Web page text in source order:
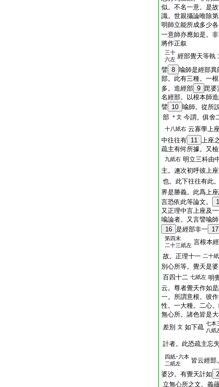
似。不名一意。是
識。世親攝論唯除
明師立能所成多少
一意師亦應如是。
將作正叙
三十
六左 經部覺天等執
譬 8 喩師是經部異
部。此有三種。一
多。造經部 9 毘婆
名經部。以根本師
譬 10 喩師。從所
部 ＊文 今謂。俱舍
十八紙右 云寡學上
中往往有 11 上座
疏主有何所據。又
九紙右 明立三科由
主。連次初呼彼上
也。此下往往有此
界是勝義。此爲上
言恐依此等論文。
又正理中言上座及
喩論者。又言譬喩
16 是經部非一 17
第四末
二十三紙左 言根本
故。正理十一 二十
別心所等。覺天是
百四十二 七紙左 明
云。尊者覺天作如
一。所謂意根。彼
性。一大種。二心
無心所。諸色皆是
差別 文 如下疏 七本
八紙
計者。此恐疏主忘
四紙･六本
二紙左
皆云經部
婆沙。有覺天計如 2
立無心所之文。義